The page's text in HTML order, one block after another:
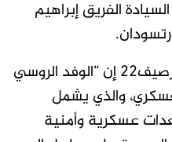
الفريق إبراهيم
يقول مصدر أمني سوداني لرصيف22 إن “الوفد الروسي
والذي يشمل
عسكرية وأمنية